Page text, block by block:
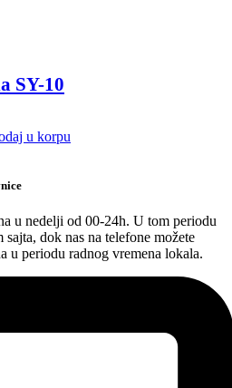
SY-10
u korpu
u nedelji od 00-24h. U tom periodu
dok nas na telefone možete
u periodu radnog vremena lokala.